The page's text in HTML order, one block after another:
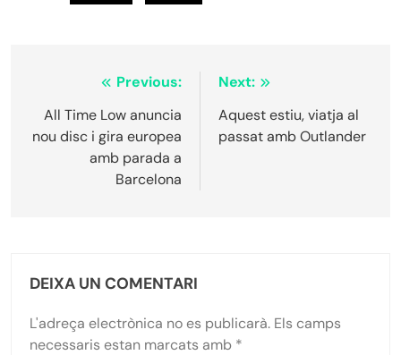
Navegació
d'entrades
Previous:
All Time Low anuncia
nou disc i gira europea
amb parada a
Barcelona
Next:
Aquest estiu, viatja al
passat amb Outlander
DEIXA UN COMENTARI
L'adreça electrònica no es publicarà. Els camps
necessaris estan marcats amb *